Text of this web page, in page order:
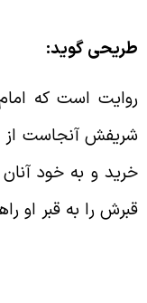
گوید:
است که
و به خود آنان
را به قبر او